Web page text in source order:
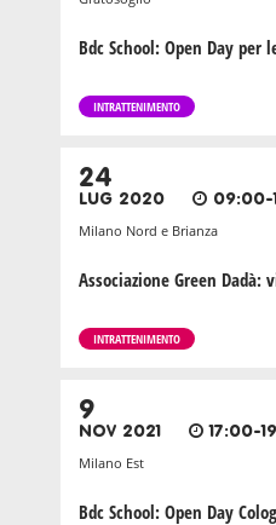
Bdc School: Open Day per
INTRATTENIMENTO
24
LUG 2020 09:00-
Milano Nord e Brianza
Associazione Green Dadà:
INTRATTENIMENTO
9
NOV 2021 17:00-
Milano Est
Bdc School: Open Day